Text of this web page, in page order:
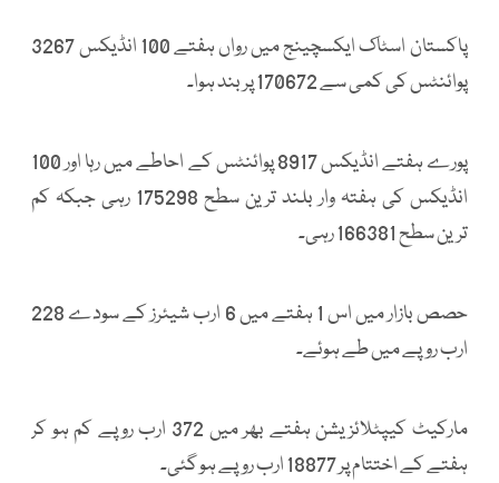
پاکستان اسٹاک ایکسچینج میں رواں ہفتے 100 انڈیکس 3267
پوائنٹس کی کمی سے 170672 پر بند ہوا۔
پورے ہفتے انڈیکس 8917 پوائنٹس کے احاطے میں رہا اور 100
انڈیکس کی ہفتہ وار بلند ترین سطح 175298 رہی جبکہ کم
ترین سطح 166381 رہی۔
حصص بازار میں اس 1 ہفتے میں 6 ارب شیئرز کے سودے 228
ارب روپے میں طے ہوئے۔
مارکیٹ کیپٹلائزیشن ہفتے بھر میں 372 ارب روپے کم ہو کر
ہفتے کے اختتام پر 18877 ارب روپے ہو گئی۔